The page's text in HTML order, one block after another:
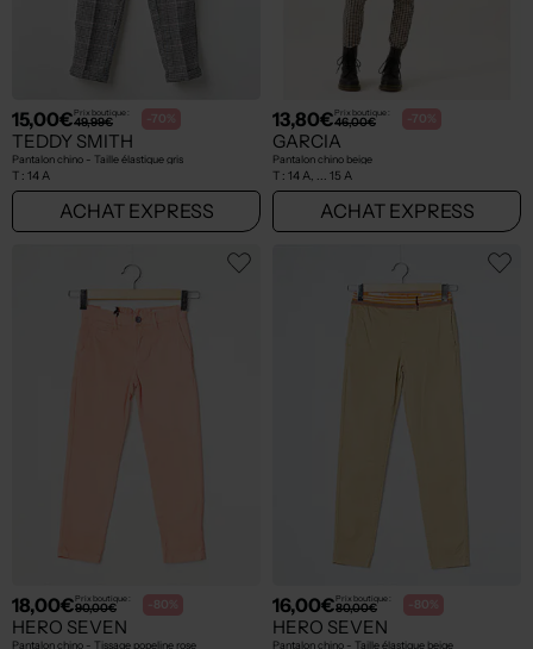
15,00€Prix boutique :
49,99€ -70%
TEDDY SMITH
Pantalon chino - Taille élastique gris
T : 14 A
ACHAT EXPRESS
13,80€Prix boutique :
46,00€ -70%
GARCIA
Pantalon chino beige
T : 14 A, ... 15 A
ACHAT EXPRESS
18,00€Prix boutique :
90,00€ -80%
HERO SEVEN
Pantalon chino - Tissage popeline rose
16,00€Prix boutique :
80,00€ -80%
HERO SEVEN
Pantalon chino - Taille élastique beige